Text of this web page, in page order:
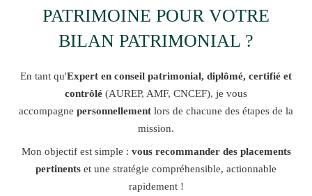
PATRIMOINE POUR VOTRE
BILAN PATRIMONIAL ?
En tant qu'Expert en conseil patrimonial, diplômé, certifié et
contrôlé (AUREP, AMF, CNCEF), je vous
accompagne personnellement lors de chacune des étapes de la
mission.
Mon objectif est simple : vous recommander des placements
pertinents et une stratégie compréhensible, actionnable
rapidement !